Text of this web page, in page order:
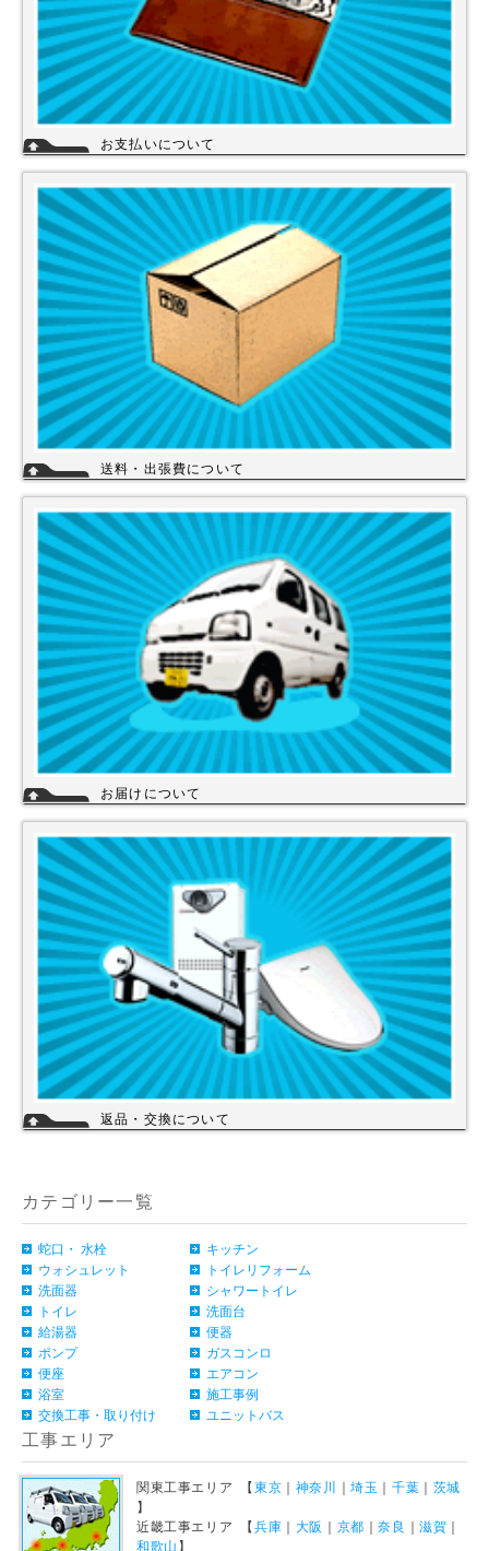
お支払いについて
・代金引換（商品と引き換え）
※振込手数料および代金引換手数料はお客様負担となっております。【注
意】商品を1円でもお安く提供させて頂く為、カード決済は現在ご利用出
来ません。
送料・出張費について
※エアコンなど大型商品は、別途費用がかかる場合がございますのでお問
い合わせください。
お届けについて
店舗の在庫商品につきましては、お急ぎの場合、当日の発送が可能な商品
になります。メーカーなどから納期回答が出ましたらご連絡いたします。
商品の欠品や受注生産品は納期がかかる場合があります。※宅配便でお届
けの場合、時間指定が可能です。
返品・交換について
し上げます。
カテゴリー一覧
蛇口・ 水栓
キッチン
ウォシュレット
トイレリフォーム
洗面器
シャワートイレ
トイレ
洗面台
給湯器
便器
ポンプ
ガスコンロ
便座
エアコン
浴室
施工事例
交換工事・取り付け
ユニットバス
工事エリア
関東工事エリア 【東京 ｜ 神奈川 ｜埼玉 ｜千葉 ｜ 茨城
】
近畿工事エリア 【兵庫 ｜ 大阪 ｜ 京都 ｜奈良 ｜滋賀 ｜
和歌山 】